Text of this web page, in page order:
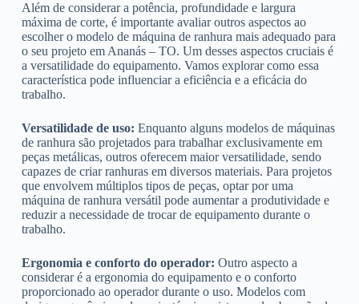
Além de considerar a potência, profundidade e largura
máxima de corte, é importante avaliar outros aspectos ao
escolher o modelo de máquina de ranhura mais adequado para
o seu projeto em Ananás – TO. Um desses aspectos cruciais é
a versatilidade do equipamento. Vamos explorar como essa
característica pode influenciar a eficiência e a eficácia do
trabalho.
Versatilidade de uso: Enquanto alguns modelos de máquinas
de ranhura são projetados para trabalhar exclusivamente em
peças metálicas, outros oferecem maior versatilidade, sendo
capazes de criar ranhuras em diversos materiais. Para projetos
que envolvem múltiplos tipos de peças, optar por uma
máquina de ranhura versátil pode aumentar a produtividade e
reduzir a necessidade de trocar de equipamento durante o
trabalho.
Ergonomia e conforto do operador: Outro aspecto a
considerar é a ergonomia do equipamento e o conforto
proporcionado ao operador durante o uso. Modelos com